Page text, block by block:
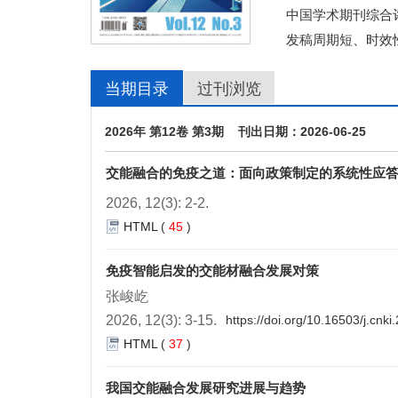
中国学术期刊综合
发稿周期短、时效
当期目录 过刊浏览
2026年 第12卷 第3期 刊出日期：2026-06-25
交能融合的免疫之道：面向政策制定的系统性应答
2026, 12(3): 2-2.
HTML ( 45 )
免疫智能启发的交能材融合发展对策
张峻屹
2026, 12(3): 3-15.
https://doi.org/10.16503/
HTML ( 37 )
我国交能融合发展研究进展与趋势